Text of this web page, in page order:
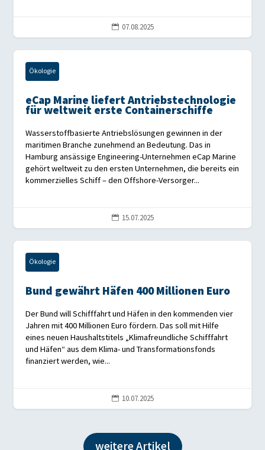
 07.08.2025
Ökologie
eCap Marine liefert Antriebstechnologie
für weltweit erste Containerschiffe
Wasserstoffbasierte Antriebslösungen gewinnen in der
maritimen Branche zunehmend an Bedeutung. Das in
Hamburg ansässige Engineering-Unternehmen eCap Marine
gehört weltweit zu den ersten Unternehmen, die bereits ein
kommerzielles Schiff – den Offshore-Versorger...
 15.07.2025
Ökologie
Bund gewährt Häfen 400 Millionen Euro
Der Bund will Schifffahrt und Häfen in den kommenden vier
Jahren mit 400 Millionen Euro fördern. Das soll mit Hilfe
eines neuen Haushaltstitels „Klimafreundliche Schifffahrt
und Häfen“ aus dem Klima- und Transformationsfonds
finanziert werden, wie...
 10.07.2025
weitere Artikel